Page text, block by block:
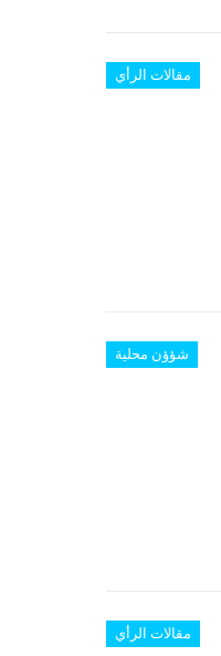
مقالات الرأي
شؤؤن محلية
مقالات الرأي